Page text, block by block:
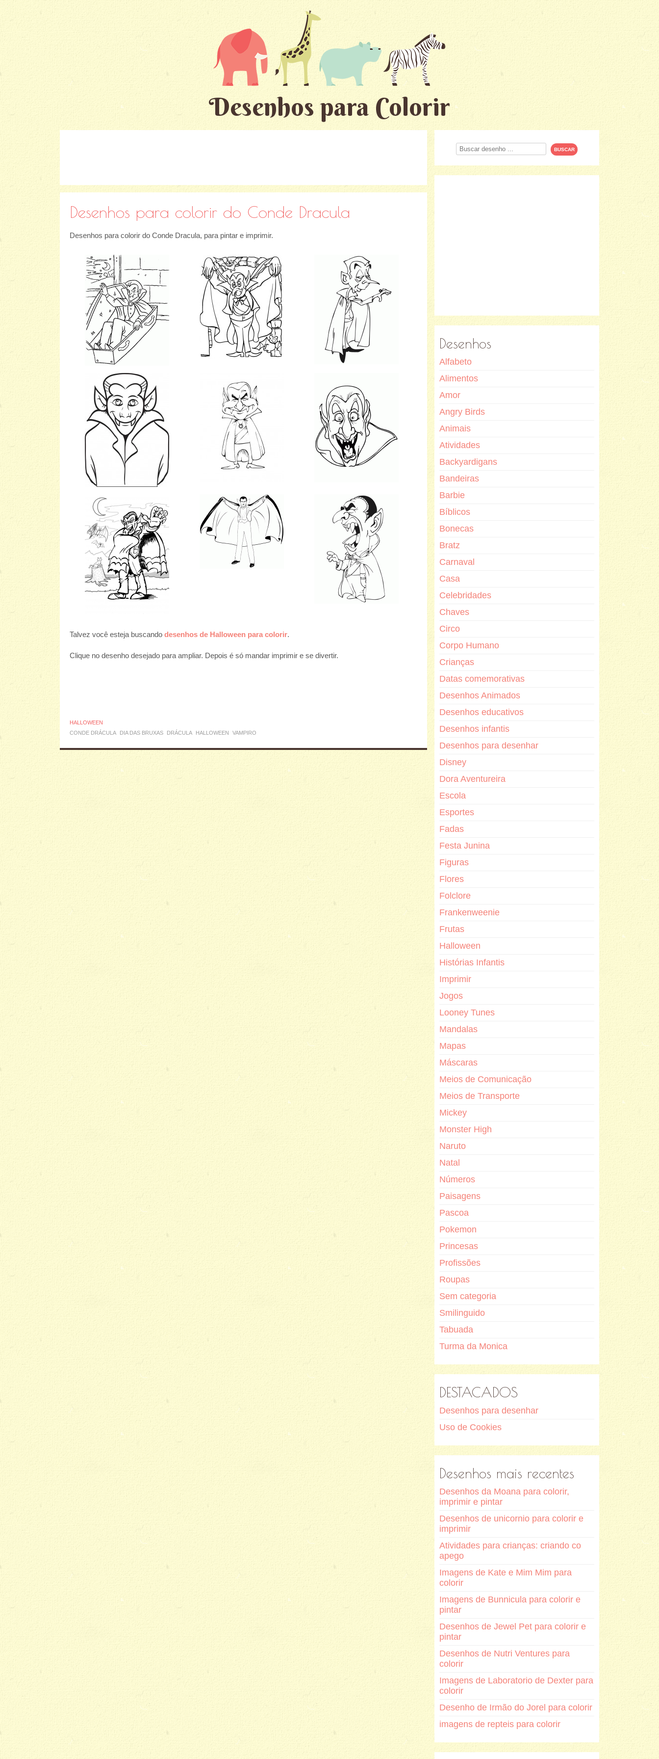
Desenhos para Colorir
Desenhos para colorir do Conde Dracula
Desenhos para colorir do Conde Dracula, para pintar e imprimir.
Talvez você esteja buscando desenhos de Halloween para colorir.
Clique no desenho desejado para ampliar. Depois é só mandar imprimir e se divertir.
HALLOWEEN
CONDE DRÁCULA
DIA DAS BRUXAS DRÁCULA HALLOWEEN VAMPIRO
Procurar
Desenhos
Alfabeto
Alimentos
Amor
Angry Birds
Animais
Atividades
Backyardigans
Bandeiras
Barbie
Bíblicos
Bonecas
Bratz
Carnaval
Casa
Celebridades
Chaves
Circo
Corpo Humano
Crianças
Datas comemorativas
Desenhos Animados
Desenhos educativos
Desenhos infantis
Desenhos para desenhar
Disney
Dora Aventureira
Escola
Esportes
Fadas
Festa Junina
Figuras
Flores
Folclore
Frankenweenie
Frutas
Halloween
Histórias Infantis
Imprimir
Jogos
Looney Tunes
Mandalas
Mapas
Máscaras
Meios de Comunicação
Meios de Transporte
Mickey
Monster High
Naruto
Natal
Números
Paisagens
Pascoa
Pokemon
Princesas
Profissões
Roupas
Sem categoria
Smilinguido
Tabuada
Turma da Monica
DESTACADOS
Desenhos para desenhar
Uso de Cookies
Desenhos mais recentes
Desenhos da Moana para colorir,
imprimir e pintar
Desenhos de unicornio para colorir e
imprimir
Atividades para crianças: criando co
apego
Imagens de Kate e Mim Mim para
colorir
Imagens de Bunnicula para colorir e
pintar
Desenhos de Jewel Pet para colorir e
pintar
Desenhos de Nutri Ventures para
colorir
Imagens de Laboratorio de Dexter para
colorir
Desenho de Irmão do Jorel para colorir
imagens de repteis para colorir